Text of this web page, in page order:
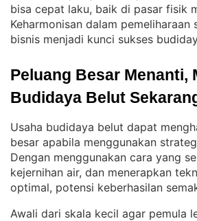
bisa cepat laku, baik di pasar fisik
Keharmonisan dalam pemeliharaan
bisnis menjadi kunci sukses
Peluang Besar Menanti,
Budidaya Belut
Usaha budidaya belut dapat
besar apabila menggunakan
Dengan menggunakan cara yang
kejernihan air, dan menerapkan
optimal, potensi keberhasilan
Awali dari skala kecil agar pemula